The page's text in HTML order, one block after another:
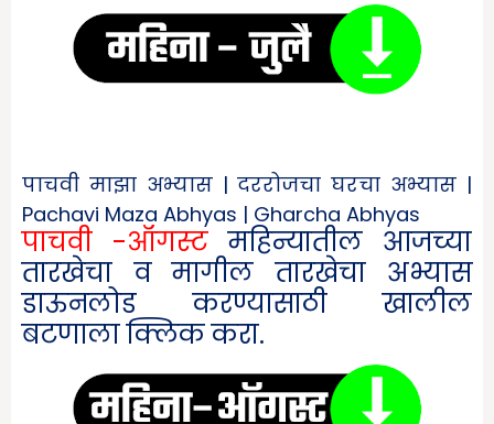
पाचवी माझा अभ्यास | दररोजचा घरचा अभ्यास |
Pachavi Maza Abhyas | Gharcha Abhyas
पाचवी -ऑगस्टमहिन्यातील आजच्या
तारखेचा व मागील तारखेचा अभ्यास
डाऊनलोड करण्यासाठी खालील
बटणाला क्लिक करा.